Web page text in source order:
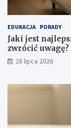
EDUKACJA PORADY
Jaki jest
zwrócić uwagę?
28 lipca 2026